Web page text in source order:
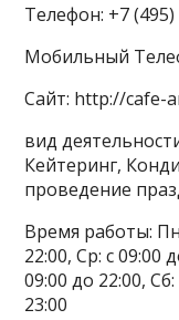
Телефон: +7 (495)
Мобильный
Сайт: http://cafe-
вид
Кейтеринг,
проведение
Время работы:
22:00, Ср: с 09:00
09:00 до 22:00,
23:00